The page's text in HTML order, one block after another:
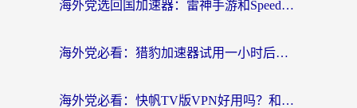
海外党选回国加速器：雷神手游和SpeedCN哪个好？附避坑指南
海外党必看：猎豹加速器试用一小时后，我终于找到无缝访问国内资源的正确姿势
海外党必看：快帆TV版VPN好用吗？和畅游VPN对比哪个回国效果更好？附实用选择指南